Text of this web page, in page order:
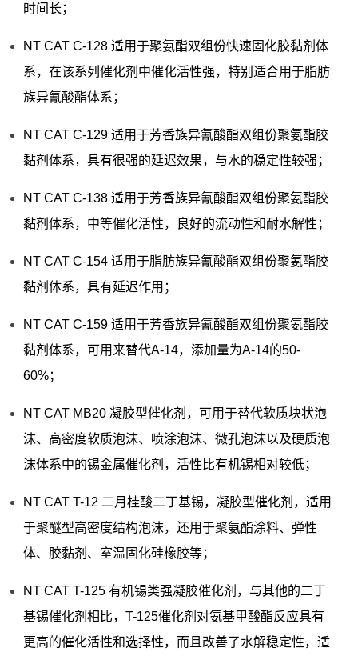
时间长；
NT CAT C-128 适用于聚氨酯双组份快速固化胶黏剂体
系，在该系列催化剂中催化活性强，特别适合用于脂肪
族异氰酸酯体系；
NT CAT C-129 适用于芳香族异氰酸酯双组份聚氨酯胶
黏剂体系，具有很强的延迟效果，与水的稳定性较强；
NT CAT C-138 适用于芳香族异氰酸酯双组份聚氨酯胶
黏剂体系，中等催化活性，良好的流动性和耐水解性；
NT CAT C-154 适用于脂肪族异氰酸酯双组份聚氨酯胶
黏剂体系，具有延迟作用；
NT CAT C-159 适用于芳香族异氰酸酯双组份聚氨酯胶
黏剂体系，可用来替代A-14，添加量为A-14的50-
60%；
NT CAT MB20 凝胶型催化剂，可用于替代软质块状泡
沫、高密度软质泡沫、喷涂泡沫、微孔泡沫以及硬质泡
沫体系中的锡金属催化剂，活性比有机锡相对较低；
NT CAT T-12 二月桂酸二丁基锡，凝胶型催化剂，适用
于聚醚型高密度结构泡沫，还用于聚氨酯涂料、弹性
体、胶黏剂、室温固化硅橡胶等；
NT CAT T-125 有机锡类强凝胶催化剂，与其他的二丁
基锡催化剂相比，T-125催化剂对氨基甲酸酯反应具有
更高的催化活性和选择性，而且改善了水解稳定性，适